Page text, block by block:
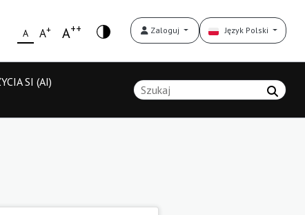
A A+ A++ Zaloguj Język Polski
SI (AI)